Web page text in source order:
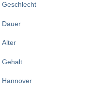
Geschlecht
Dauer
Alter
Gehalt
Hannover